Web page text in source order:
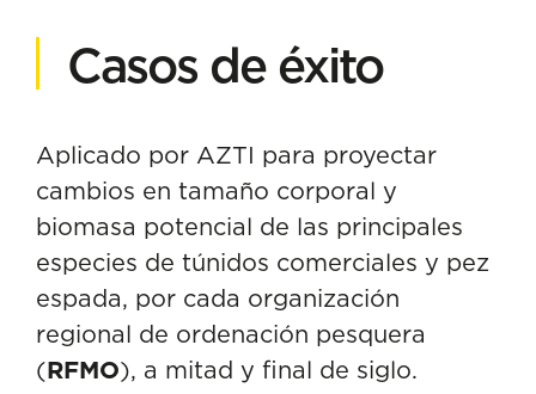
Casos de éxito
Aplicado por AZTI para proyectar
cambios en tamaño corporal y
biomasa potencial de las principales
especies de túnidos comerciales y pez
espada, por cada organización
regional de ordenación pesquera
(RFMO), a mitad y final de siglo.